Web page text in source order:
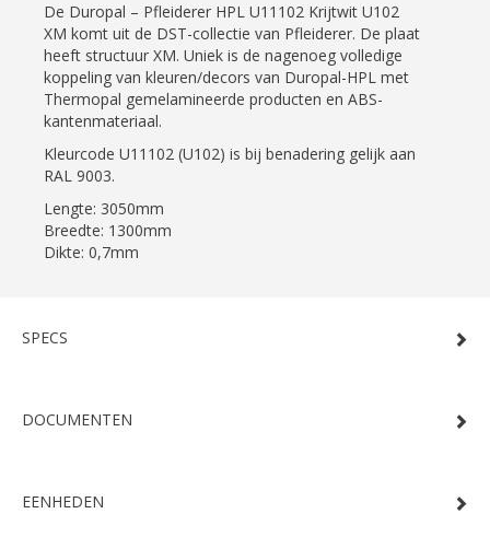
De Duropal – Pfleiderer HPL U11102 Krijtwit U102
XM komt uit de DST-collectie van Pfleiderer. De plaat
heeft structuur XM. Uniek is de nagenoeg volledige
koppeling van kleuren/decors van Duropal-HPL met
Thermopal gemelamineerde producten en ABS-
kantenmateriaal.
Kleurcode U11102 (U102) is bij benadering gelijk aan
RAL 9003.
Lengte: 3050mm
Breedte: 1300mm
Dikte: 0,7mm
SPECS
DOCUMENTEN
EENHEDEN